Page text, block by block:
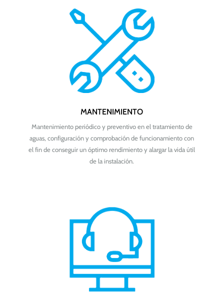
MANTENIMIENTO
Mantenimiento periódico y preventivo en el tratamiento de
aguas, configuración y comprobación de funcionamiento con
el fin de conseguir un óptimo rendimiento y alargar la vida útil
de la instalación.​